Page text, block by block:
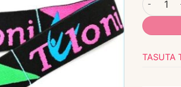
TASUTA